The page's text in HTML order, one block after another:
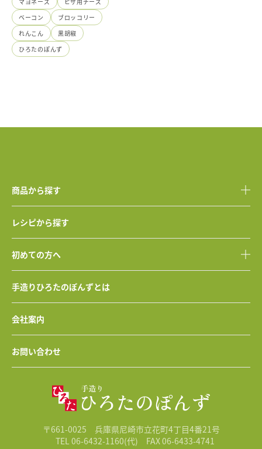
ベーコン
ブロッコリー
れんこん
黒胡椒
ひろたのぽんず
商品から探す
レシピから探す
初めての方へ
手造りひろたのぽんずとは
会社案内
お問い合わせ
〒661-0025 兵庫県尼崎市立花町4丁目4番21号
TEL 06-6432-1160(代)
FAX 06-6433-4741